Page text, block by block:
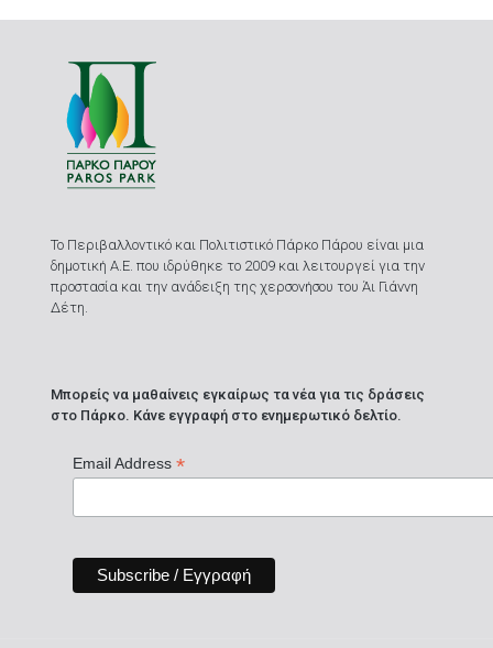
Το Περιβαλλοντικό και Πολιτιστικό Πάρκο Πάρου είναι μια
δημοτική Α.Ε. που ιδρύθηκε το 2009 και λειτουργεί για την
προστασία και την ανάδειξη της χερσονήσου του Άι Γιάννη
Δέτη.
Μπορείς να μαθαίνεις εγκαίρως τα νέα για τις δράσεις
στο Πάρκο. Κάνε εγγραφή στο ενημερωτικό δελτίο.
Email Address *